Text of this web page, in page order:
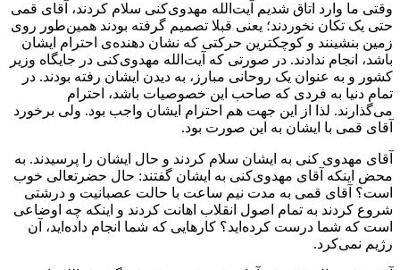
وقتی ما وارد اتاق شدیم آیت‌الله مهدوی‌کنی سلام کردند، آقای قمی
حتی یک تکان نخوردند؛ یعنی قبلا تصمیم گرفته بودند همین‌طور روی
زمین بنشینند و کوچکترین حرکتی که نشان دهنده‌ی احترام ایشان
باشد، انجام ندادند. در صورتی که آیت‌الله مهدوی‌کنی در جایگاه وزیر
کشور و به عنوان یک روحانی مبارز، به دیدن ایشان رفته بودند. در
تمام دنیا به فردی که صاحب این خصوصیات باشد، احترام
می‌گذارند. لذا از این جهت هم احترام ایشان واجب بود. ولی برخورد
آقای قمی با ایشان به این صورت بود.
آقای مهدوی کنی به ایشان سلام کردند و حال ایشان را پرسیدند. به
محض اینکه آقای مهدوی‌کنی به ایشان گفتند: حال حضرتعالی خوب
است؟ آقای قمی به مدت نیم ساعت با حالت عصبانیت و درشتی
شروع کردند به تمام اصول انقلاب اهانت کردند و اینکه چه اوضاعی
است که شما درست کرده‌اید؟ کارهایی که شما انجام داده‌اید، آن
رژیم نمی‌کرد.